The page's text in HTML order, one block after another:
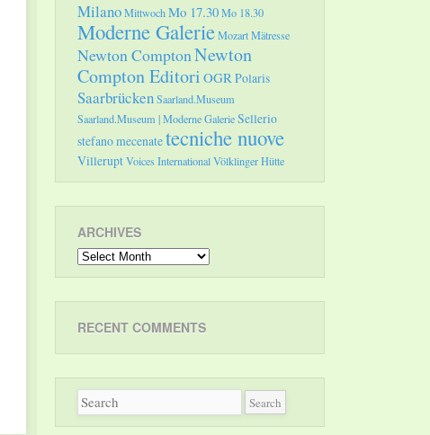
MilanoMittwochMo 17.30Mo 18.30
Moderne GalerieMozartMätresse
Newton ComptonNewton
Compton Editori OGRPolaris
SaarbrückenSaarland.Museum
Saarland.Museum | Moderne GalerieSellerio
stefano mecenatetecniche nuove
VilleruptVoices InternationalVölklinger Hütte
ARCHIVES
Archives
RECENT COMMENTS